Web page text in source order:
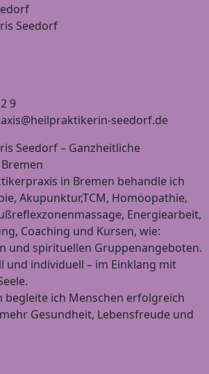
Seedorf
9
seedorf.de
Seedorf – Ganzheitliche
in Bremen behandle ich
Akupunktur,TCM, Homöopathie,
Energiearbeit,
Coaching und Kursen, wie:
und spirituellen Gruppenangeboten.
und individuell – im Einklang mit
begleite ich Menschen erfolgreich
Gesundheit, Lebensfreude und